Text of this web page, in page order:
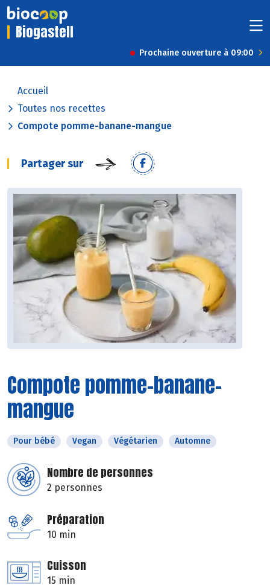
Biogastell
Prochaine ouverture à 09:00
Accueil
Toutes nos recettes
Compote pomme-banane-mangue
Partager sur
Compote pomme-banane-
mangue
Pour bébé Vegan Végétarien Automne
Nombre de personnes
2 personnes
Préparation
10 min
Cuisson
15 min